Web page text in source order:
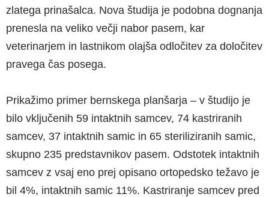
zlatega prinašalca. Nova študija je podobna dognanja
prenesla na veliko večji nabor pasem, kar
veterinarjem in lastnikom olajša odločitev za določitev
pravega čas posega.
Prikažimo primer bernskega planšarja – v študijo je
bilo vključenih 59 intaktnih samcev, 74 kastriranih
samcev, 37 intaktnih samic in 65 steriliziranih samic,
skupno 235 predstavnikov pasem. Odstotek intaktnih
samcev z vsaj eno prej opisano ortopedsko težavo je
bil 4%, intaktnih samic 11%. Kastriranje samcev pred